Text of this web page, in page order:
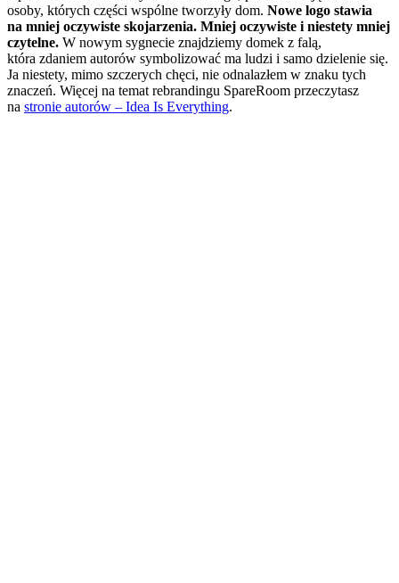
osoby, których części wspólne tworzyły dom. Nowe logo stawia
na mniej oczywiste skojarzenia. Mniej oczywiste i niestety mniej
czytelne. W nowym sygnecie znajdziemy domek z falą,
która zdaniem autorów symbolizować ma ludzi i samo dzielenie się.
Ja niestety, mimo szczerych chęci, nie odnalazłem w znaku tych
znaczeń. Więcej na temat rebrandingu SpareRoom przeczytasz
na stronie autorów – Idea Is Everything.